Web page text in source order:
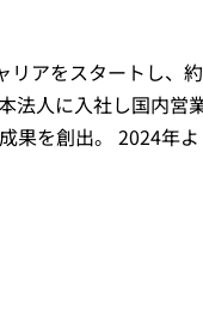
アをスタートし、
法人に入社し国内営
を創出。 2024年よ